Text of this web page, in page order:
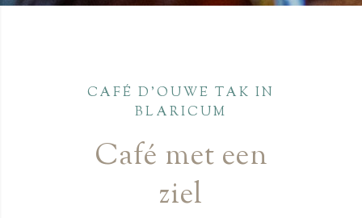
CAFÉ D'OUWE TAK IN
BLARICUM
Café met een
ziel